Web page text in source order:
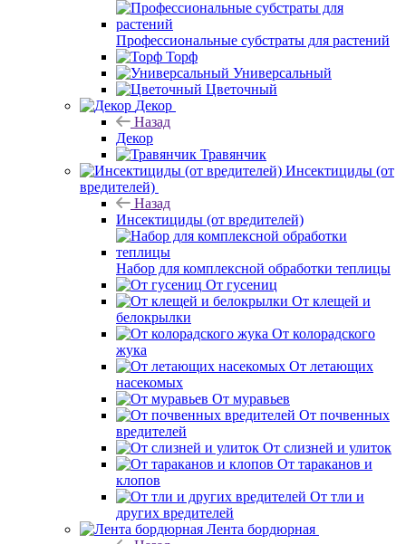
Профессиональные субстраты для растений
Торф
Универсальный
Цветочный
Декор
Назад
Декор
Травянчик
Инсектициды (от
вредителей)
Назад
Инсектициды (от вредителей)
Набор для комплексной обработки теплицы
От гусениц
От клещей и
белокрылки
От колорадского
жука
От летающих
насекомых
От муравьев
От почвенных
вредителей
От слизней и улиток
От тараканов и
клопов
От тли и
других вредителей
Лента бордюрная